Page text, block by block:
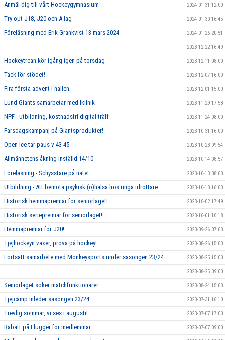
Anmäl dig till vårt Hockeygymnasium 2024-01-31 12:00
Try out J18, J20 och A-lag 2024-01-30 16:45
Föreläsning med Erik Grankvist 13 mars 2024 2024-01-26 20:51
2023-12-22 16:49
Hockeytrean kör igång igen på torsdag 2023-12-11 08:00
Tack för stödet! 2023-12-07 16:00
Fira första advent i hallen 2023-12-01 15:00
Lund Giants samarbetar med Iklinik 2023-11-29 17:58
NPF - utbildning, kostnadsfri digital träff 2023-11-24 08:00
Farsdagskampanj på Giantsprodukter! 2023-10-31 16:00
Open Ice tar paus v 43-45 2023-10-23 09:54
Allmänhetens åkning inställd 14/10 2023-10-14 08:57
Föreläsning - Schysstare på nätet 2023-10-13 08:00
Utbildning - Att bemöta psykisk (o)hälsa hos unga idrottare 2023-10-10 16:00
Historisk hemmapremiär för seniorlaget! 2023-10-02 17:49
Historisk seriepremiär för seniorlaget! 2023-10-01 10:18
Hemmapremiär för J20! 2023-09-26 07:00
Tjejhockeyn växer, prova på hockey! 2023-08-26 15:00
Fortsatt samarbete med Monkeysports under säsongen 23/24. 2023-08-25 15:00
2023-08-25 09:00
Seniorlaget söker matchfunktionärer 2023-08-24 15:00
Tjejcamp inleder säsongen 23/24 2023-07-31 16:10
Trevlig sommar, vi ses i augusti! 2023-07-07 17:00
Rabatt på Flügger för medlemmar 2023-07-07 09:00